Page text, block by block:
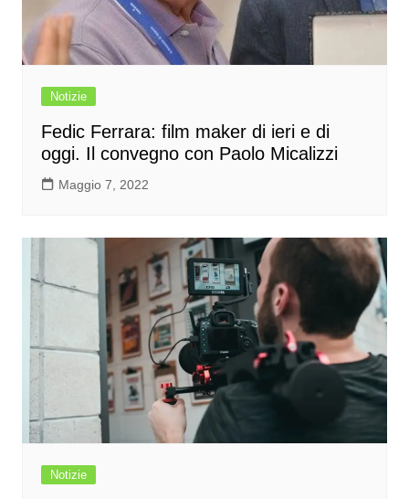
Notizie
Fedic Ferrara: film maker di ieri e di
oggi. Il convegno con Paolo Micalizzi
Maggio 7, 2022
Notizie